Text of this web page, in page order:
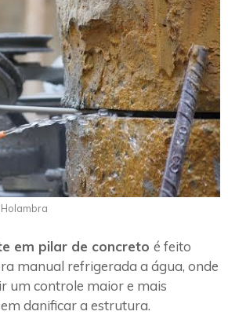
em pilar de concreto é feito
manual refrigerada a água, onde
um controle maior e mais
danificar a estrutura.